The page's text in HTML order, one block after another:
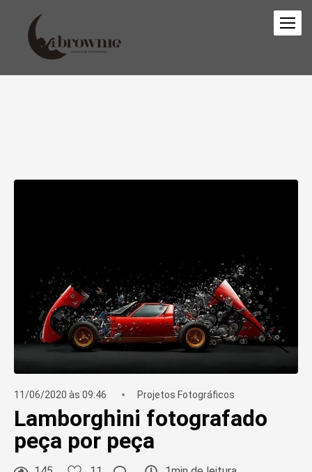
11/06/2020 às 09:46 Projetos Fotográficos
Lamborghini fotografado
peça por peça